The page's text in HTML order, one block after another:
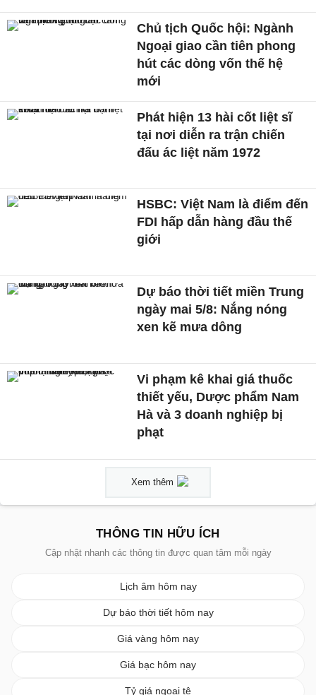
Chủ tịch Quốc hội: Ngành
Ngoại giao cần tiên phong
hút các dòng vốn thế hệ
mới
Phát hiện 13 hài cốt liệt sĩ
tại nơi diễn ra trận chiến
đấu ác liệt năm 1972
HSBC: Việt Nam là điểm đến
FDI hấp dẫn hàng đầu thế
giới
Dự báo thời tiết miền Trung
ngày mai 5/8: Nắng nóng
xen kẽ mưa dông
Vi phạm kê khai giá thuốc
thiết yếu, Dược phẩm Nam
Hà và 3 doanh nghiệp bị
phạt
Xem thêm
THÔNG TIN HỮU ÍCH
Cập nhật nhanh các thông tin được quan tâm mỗi ngày
Lịch âm hôm nay
Dự báo thời tiết hôm nay
Giá vàng hôm nay
Giá bạc hôm nay
Tỷ giá ngoại tệ